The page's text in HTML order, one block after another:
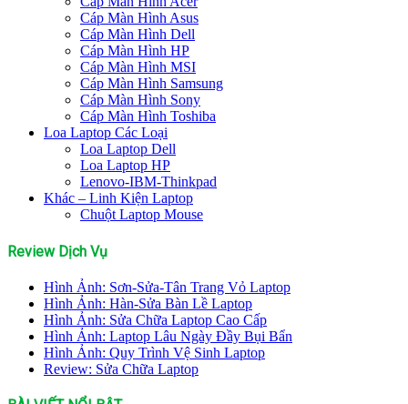
Cáp Màn Hình Asus
Cáp Màn Hình Dell
Cáp Màn Hình HP
Cáp Màn Hình MSI
Cáp Màn Hình Samsung
Cáp Màn Hình Sony
Cáp Màn Hình Toshiba
Loa Laptop Các Loại
Loa Laptop Dell
Loa Laptop HP
Lenovo-IBM-Thinkpad
Khác – Linh Kiện Laptop
Chuột Laptop Mouse
Review Dịch Vụ
Hình Ảnh: Sơn-Sửa-Tân Trang Vỏ Laptop
Hình Ảnh: Hàn-Sửa Bàn Lề Laptop
Hình Ảnh: Sửa Chữa Laptop Cao Cấp
Hình Ảnh: Laptop Lâu Ngày Đầy Bụi Bẩn
Hình Ảnh: Quy Trình Vệ Sinh Laptop
Review: Sửa Chữa Laptop